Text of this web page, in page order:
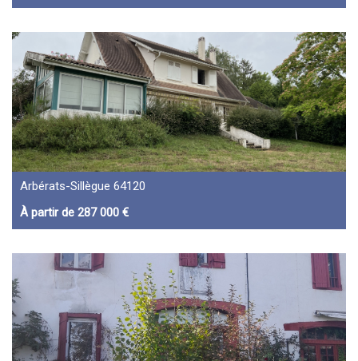
Arbérats-Sillègue 64120
À partir de 287 000 €